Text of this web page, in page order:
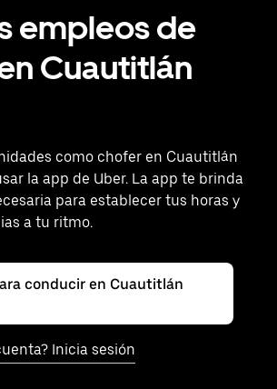
empleos de
Cuautitlán
como chofer en Cuautitlán
la app de Uber. La app te brinda
para establecer tus horas y
a tu ritmo.
conducir en Cuautitlán
Inicia sesión